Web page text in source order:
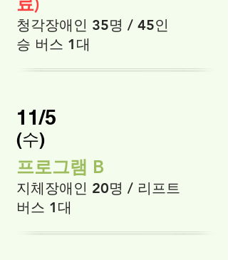
청각장애인 35명 / 45인
승 버스 1대
11/5
​(수)
프로그램 B
지체장애인 20명 / 리프트
버스 1대